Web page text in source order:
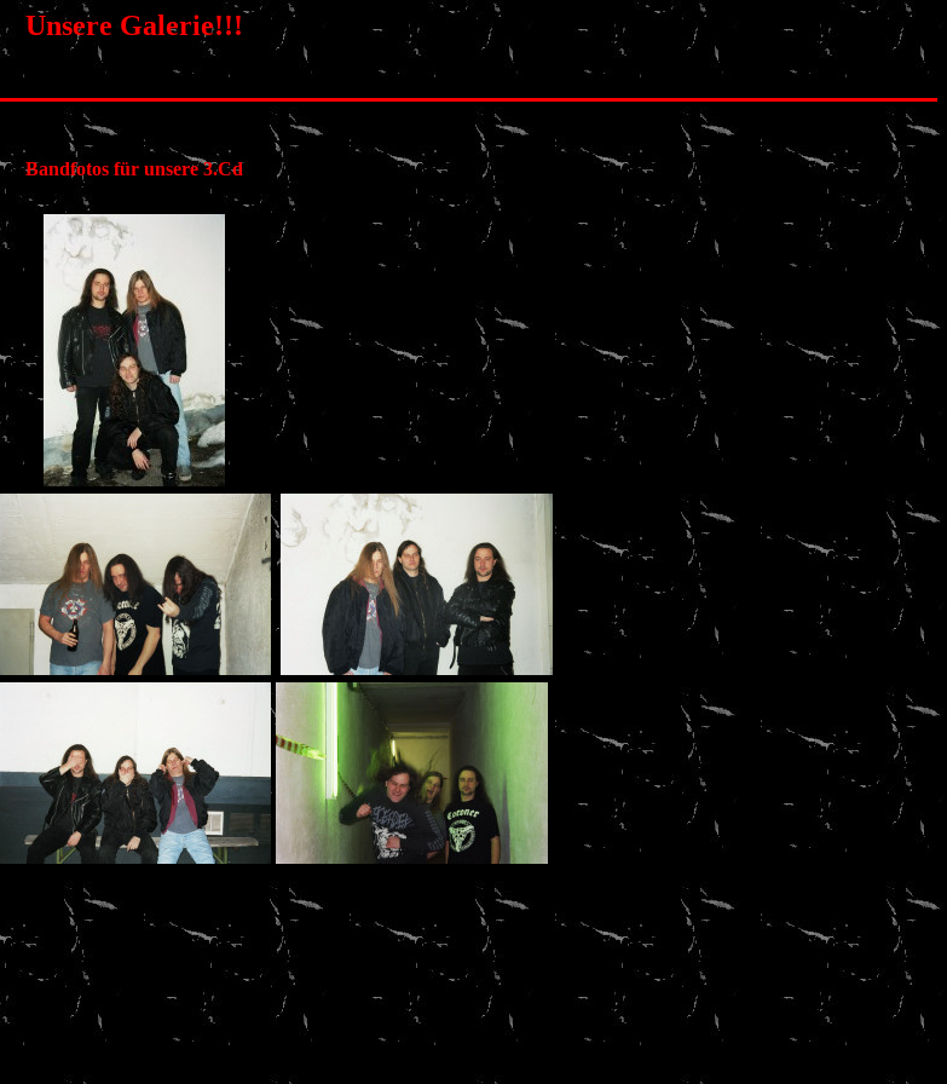
Unsere Galerie!!!
Bandfotos für unsere 3.Cd